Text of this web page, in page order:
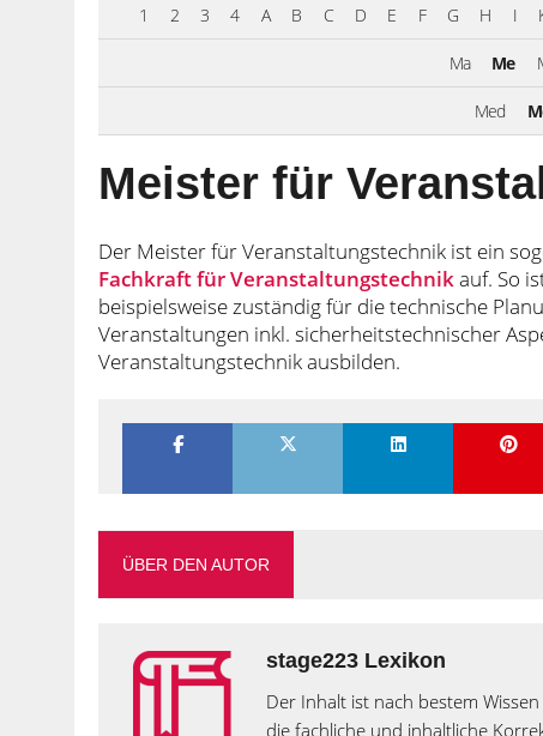
1 2 3 4 A B C D E F G H I
Ma Me
Med
Meister für
Der Meister für Veranstaltungstechnik ist ein
Fachkraft für Veranstaltungstechnikauf. So
beispielsweise zuständig für die technische
Veranstaltungen inkl. sicherheitstechnischer
Veranstaltungstechnik ausbilden.
ÜBER DEN AUTOR
stage223 Lexikon
Der Inhalt ist nach bestem
die fachliche und inhaltliche